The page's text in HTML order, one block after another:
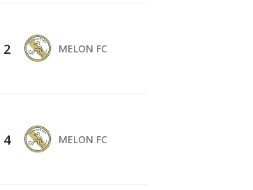
2 MELON FC
4 MELON FC